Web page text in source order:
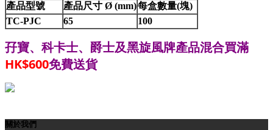
產品型號
產品尺寸 Ø (mm)每盒數量(塊)
TC-PJC
65 100
孖寶、科卡士、爵士及黑旋風牌產品混合買滿
HK$600免費送貨
關於我們